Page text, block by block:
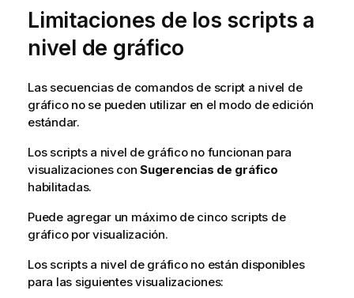
Limitaciones de los scripts a
nivel de gráfico
Las secuencias de comandos de script a nivel de
gráfico no se pueden utilizar en el modo de edición
estándar.
Los scripts a nivel de gráfico no funcionan para
visualizaciones con Sugerencias de gráfico
habilitadas.
Puede agregar un máximo de cinco scripts de
gráfico por visualización.
Los scripts a nivel de gráfico no están disponibles
para las siguientes visualizaciones: